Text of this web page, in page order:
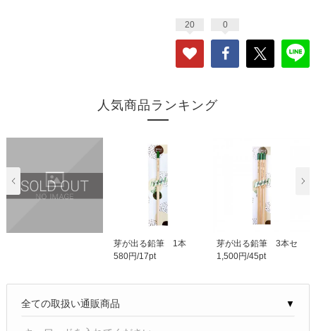
20 0
人気商品ランキング
芽が出る鉛筆 1本
｜ えんぴつ 筆記用..
580円/17pt
芽が出る鉛筆 3本セ
ット ｜ えんぴつ ..
1,500円/45pt
▼